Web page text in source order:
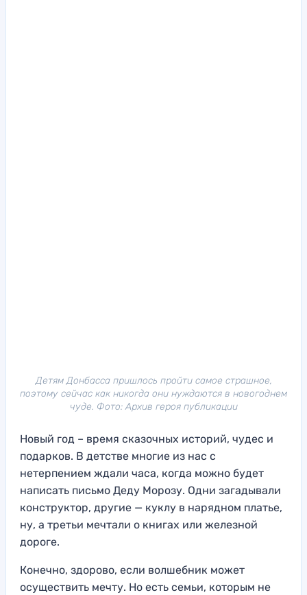
Детям Донбасса пришлось пройти самое страшное,
поэтому сейчас как никогда они нуждаются в новогоднем
чуде. Фото: Архив героя публикации
Новый год – время сказочных историй, чудес и
подарков. В детстве многие из нас с
нетерпением ждали часа, когда можно будет
написать письмо Деду Морозу. Одни загадывали
конструктор, другие — куклу в нарядном платье,
ну, а третьи мечтали о книгах или железной
дороге.
Конечно, здорово, если волшебник может
осуществить мечту. Но есть семьи, которым не